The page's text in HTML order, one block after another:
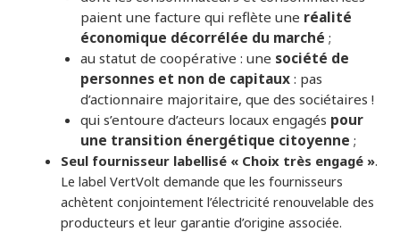
paient une facture qui reflète une réalité
économique décorrélée du marché ;
au statut de coopérative : une société de
personnes et non de capitaux: pas
d’actionnaire majoritaire, que des sociétaires !
qui s’entoure d’acteurs locaux engagés pour
une transition énergétique citoyenne ;
Seul fournisseur labellisé « Choix très engagé ».
Le label VertVolt demande que les fournisseurs
achètent conjointement l’électricité renouvelable des
producteurs et leur garantie d’origine associée.